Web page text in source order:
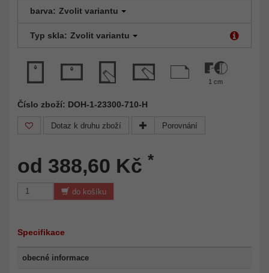
barva: Zvolit variantu
Typ skla: Zvolit variantu
1 cm
Číslo zboží: DOH-1-23300-710-H
Dotaz k druhu zboží Porovnání
od 388,60 Kč *
do košíku
Specifikace
obecné informace